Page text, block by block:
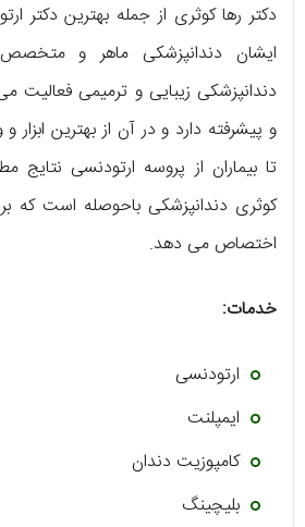
دکتر رها کوثری از جمله بهترین دکتر
ایشان دندانپزشکی ماهر و
دندانپزشکی زیبایی و ترمیمی
و پیشرفته دارد و در آن از بهترین
تا بیماران از پروسه ارتودنسی نتایج
کوثری دندانپزشکی باحوصله است که
اختصاص می دهد.
خدمات:
ارتودنسی
ایمپلنت
کامپوزیت دندان
بلیچینگ